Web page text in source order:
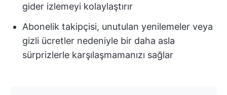
gider izlemeyi kolaylaştırır
Abonelik takipçisi, unutulan yenilemeler veya
gizli ücretler nedeniyle bir daha asla
sürprizlerle karşılaşmamanızı sağlar